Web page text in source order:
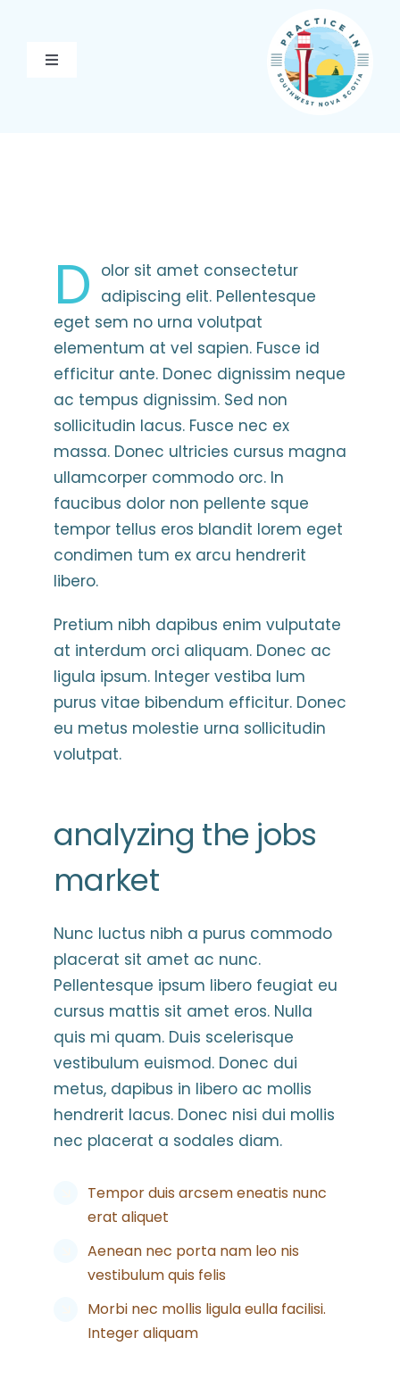
contentToggle
ABOUT US
CONTACT US
HELPFUL LINKS
D olor sit amet consectetur
adipiscing elit. Pellentesque
eget sem no urna volutpat
elementum at vel sapien. Fusce id
efficitur ante. Donec dignissim neque
ac tempus dignissim. Sed non
sollicitudin lacus. Fusce nec ex
massa. Donec ultricies cursus magna
ullamcorper commodo orc. In
faucibus dolor non pellente sque
tempor tellus eros blandit lorem eget
condimen tum ex arcu hendrerit
libero.
Pretium nibh dapibus enim vulputate
at interdum orci aliquam. Donec ac
ligula ipsum. Integer vestiba lum
purus vitae bibendum efficitur. Donec
eu metus molestie urna sollicitudin
volutpat.
analyzing the jobs
market
Nunc luctus nibh a purus commodo
placerat sit amet ac nunc.
Pellentesque ipsum libero feugiat eu
cursus mattis sit amet eros. Nulla
quis mi quam. Duis scelerisque
vestibulum euismod. Donec dui
metus, dapibus in libero ac mollis
hendrerit lacus. Donec nisi dui mollis
nec placerat a sodales diam.
Tempor duis arcsem eneatis nunc
erat aliquet
Aenean nec porta nam leo nis
vestibulum quis felis
Morbi nec mollis ligula eulla facilisi.
Integer aliquam